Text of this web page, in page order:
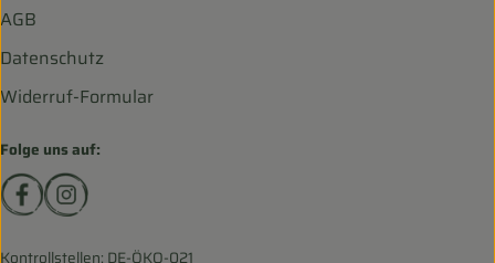
AGB
Datenschutz
Widerruf-Formular
Folge uns auf:
Externer Link zu https://www.facebook.com/
Externer Link zu https://www.instagram.com/
Kontrollstellen: DE-ÖKO-021